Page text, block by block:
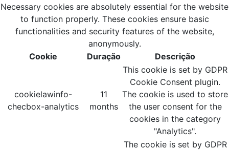
Necessary cookies are absolutely essential for the website
to function properly. These cookies ensure basic
functionalities and security features of the website,
anonymously.
Cookie
Duração Descrição
cookielawinfo-
checbox-analytics
11
months
This cookie is set by GDPR
Cookie Consent plugin.
The cookie is used to store
the user consent for the
cookies in the category
"Analytics".
The cookie is set by GDPR